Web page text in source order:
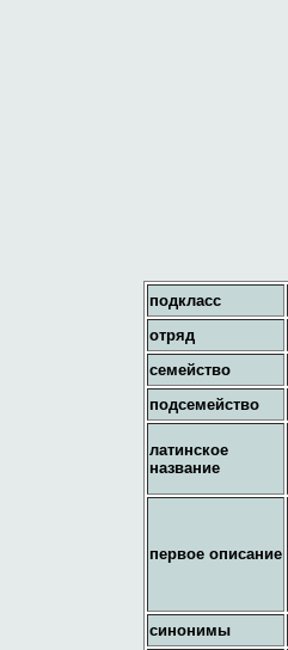
подкласс
отряд
семейство
подсемейство
латинское
название
первое описание
синонимы